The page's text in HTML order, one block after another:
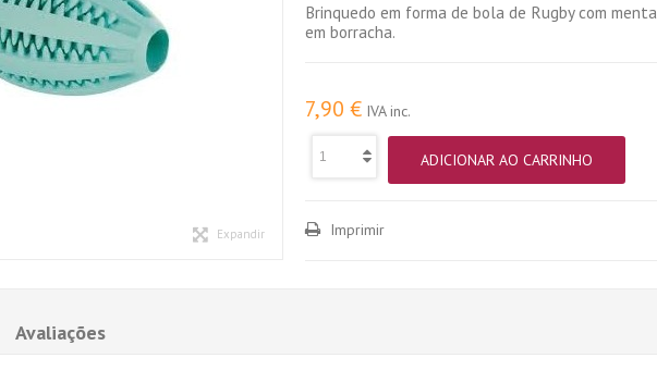
Expandir
Brinquedo em forma de bola de Rugby com menta
em borracha.
7,90 € IVA inc.
ADICIONAR AO CARRINHO
Imprimir
Avaliações